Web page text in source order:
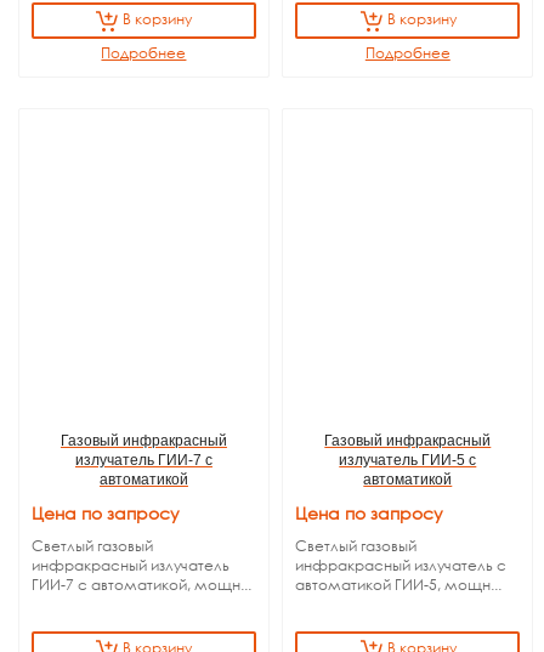
В корзину
Подробнее
В корзину
Подробнее
Газовый инфракрасный
излучатель ГИИ-7 с
автоматикой
Цена по запросу
Светлый газовый
инфракрасный излучатель
ГИИ-7 с автоматикой, мощн...
В корзину
Газовый инфракрасный
излучатель ГИИ-5 с
автоматикой
Цена по запросу
Светлый газовый
инфракрасный излучатель с
автоматикой ГИИ-5, мощн...
В корзину